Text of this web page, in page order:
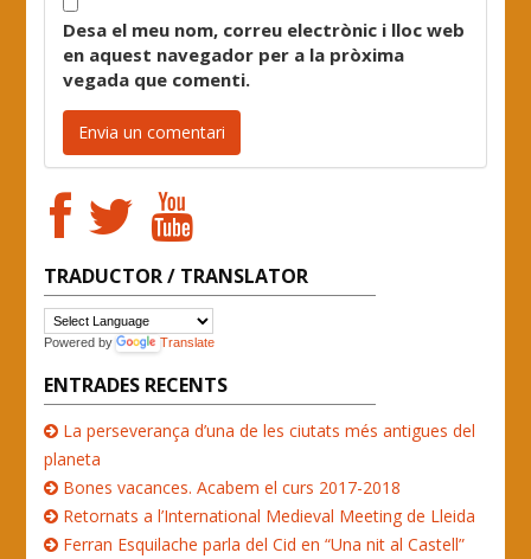
Desa el meu nom, correu electrònic i lloc web
en aquest navegador per a la pròxima
vegada que comenti.
TRADUCTOR / TRANSLATOR
Powered by Translate
ENTRADES RECENTS
La perseverança d’una de les ciutats més antigues del
planeta
Bones vacances. Acabem el curs 2017-2018
Retornats a l’International Medieval Meeting de Lleida
Ferran Esquilache parla del Cid en “Una nit al Castell”